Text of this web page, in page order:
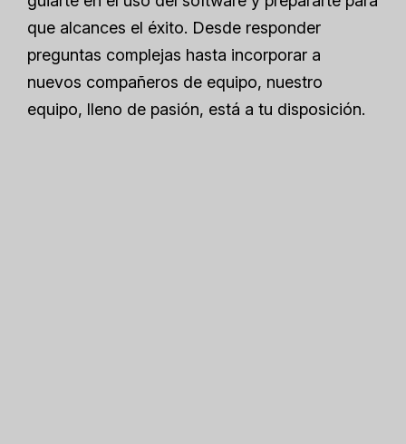
que alcances el éxito. Desde responder
preguntas complejas hasta incorporar a
nuevos compañeros de equipo, nuestro
equipo, lleno de pasión, está a tu disposición.